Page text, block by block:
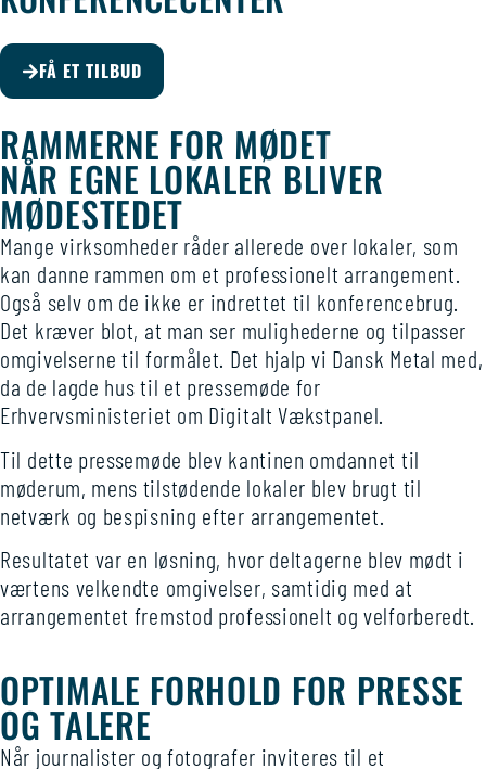
FÅ ET TILBUD
RAMMERNE FOR MØDET
NÅR EGNE LOKALER BLIVER
MØDESTEDET
Mange virksomheder råder allerede over lokaler, som
kan danne rammen om et professionelt arrangement.
Også selv om de ikke er indrettet til konferencebrug.
Det kræver blot, at man ser mulighederne og tilpasser
omgivelserne til formålet. Det hjalp vi Dansk Metal med,
da de lagde hus til et pressemøde for
Erhvervsministeriet om Digitalt Vækstpanel.
Til dette pressemøde blev kantinen omdannet til
møderum, mens tilstødende lokaler blev brugt til
netværk og bespisning efter arrangementet.
Resultatet var en løsning, hvor deltagerne blev mødt i
værtens velkendte omgivelser, samtidig med at
arrangementet fremstod professionelt og velforberedt.
OPTIMALE FORHOLD FOR PRESSE
OG TALERE
Når journalister og fotografer inviteres til et